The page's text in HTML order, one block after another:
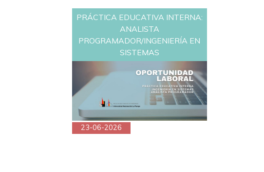
PRÁCTICA EDUCATIVA INTERNA:
ANALISTA
PROGRAMADOR/INGENIERÍA EN
SISTEMAS
23-06-2026